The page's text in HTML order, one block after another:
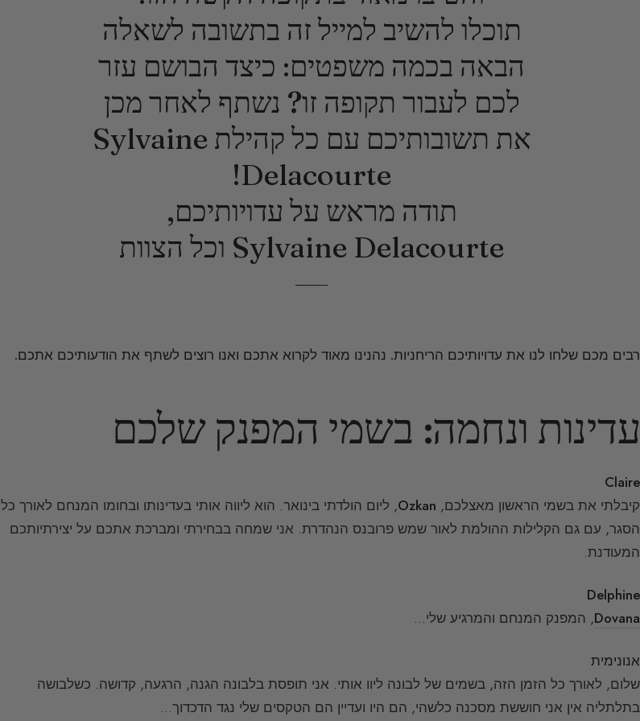
תוכלו להשיב למייל זה בתשובה לשאלה
הבאה בכמה משפטים: כיצד הבושם עזר
לכם לעבור תקופה זו? נשתף לאחר מכן
את תשובותיכם עם כל קהילת Sylvaine
Delacourte!
תודה מראש על עדויותיכם,
Sylvaine Delacourte וכל הצוות
רבים מכם שלחו לנו את עדויותיכם הריחניות. נהנינו מאוד לקרוא אתכם ואנו רוצים לשתף את הודעותיכם אתכם.
עדינות ונחמה: בשמי המפנק שלכם
Claire
קיבלתי את בשמי הראשון מאצלכם, Ozkan, ליום הולדתי בינואר. הוא ליווה אותי בעדינותו ובחומו המנחם לאורך כל
הסגר, עם גם הקלילות ההולמת לאור שמש פרובנס הנהדרת. אני שמחה בבחירתי ומברכת אתכם על יצירתיותכם
המעודנת.
Delphine
Dovana, המפנק המנחם והמרגיע שלי…
אנונימית
שלום, לאורך כל הזמן הזה, בשמים של לבונה ליוו אותי. אני תופסת בלבונה הגנה, הרגעה, קדושה. כשלבושה
בתלתליה אין אני חוששת מסכנה כלשהי, הם היו ועדיין הם הטקסים שלי נגד הדכדוך…